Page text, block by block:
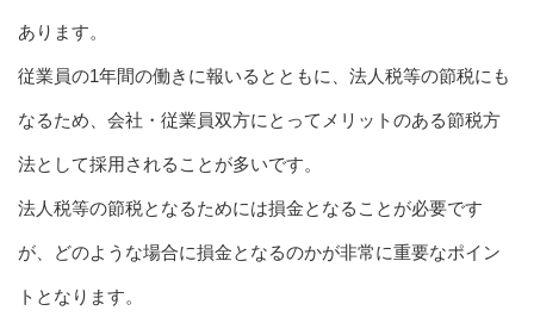
あります。
従業員の1年間の働きに報いるとともに、法人税等の節税にも
なるため、会社・従業員双方にとってメリットのある節税方
法として採用されることが多いです。
法人税等の節税となるためには損金となることが必要です
が、どのような場合に損金となるのかが非常に重要なポイン
トとなります。